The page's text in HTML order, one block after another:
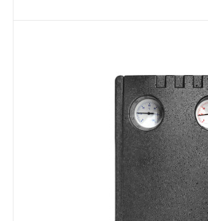
Диаметр подключения